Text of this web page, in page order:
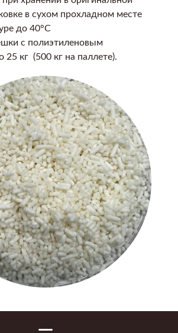
в сухом прохладном месте
до 40°С
с полиэтиленовым
кг (500 кг на паллете).